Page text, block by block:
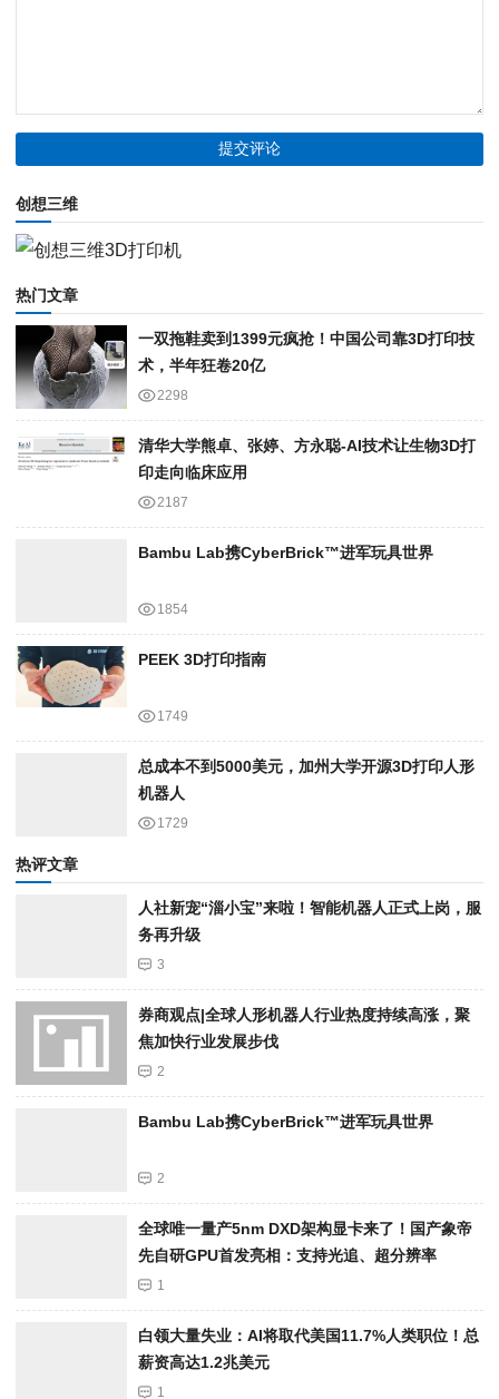
创想三维
热门文章
一双拖鞋卖到1399元疯抢！中国公司靠3D打印技
术，半年狂卷20亿
2298
清华大学熊卓、张婷、方永聪-AI技术让生物3D打
印走向临床应用
2187
Bambu Lab携Cyber​​Brick™进军玩具世界
1854
PEEK 3D打印指南
1749
总成本不到5000美元，加州大学开源3D打印人形
机器人
1729
热评文章
人社新宠“淄小宝”来啦！智能机器人正式上岗，服
务再升级
3
券商观点|全球人形机器人行业热度持续高涨，聚
焦加快行业发展步伐
2
Bambu Lab携Cyber​​Brick™进军玩具世界
2
全球唯一量产5nm DXD架构显卡来了！国产象帝
先自研GPU首发亮相：支持光追、超分辨率
1
白领大量失业：AI将取代美国11.7%人类职位！总
薪资高达1.2兆美元
1